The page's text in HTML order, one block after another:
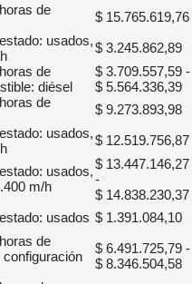
de
$ 15.765.619,76
usados,$ 3.245.862,89
de
diésel
$ 3.709.557,59 -
$ 5.564.336,39
de
$ 9.273.893,98
usados,$ 12.519.756,87
usados,
m/h
$ 13.447.146,27
-
$ 14.838.230,37
usados $ 1.391.084,10
de
$ 6.491.725,79 -
$ 8.346.504,58